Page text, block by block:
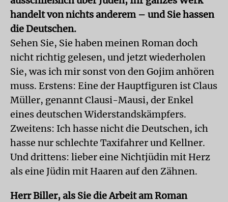
handelt von nichts anderem – und Sie hassen
die Deutschen.
Sehen Sie, Sie haben meinen Roman doch
nicht richtig gelesen, und jetzt wiederholen
Sie, was ich mir sonst von den Gojim anhören
muss. Erstens: Eine der Hauptfiguren ist Claus
Müller, genannt Clausi-Mausi, der Enkel
eines deutschen Widerstandskämpfers.
Zweitens: Ich hasse nicht die Deutschen, ich
hasse nur schlechte Taxifahrer und Kellner.
Und drittens: lieber eine Nichtjüdin mit Herz
als eine Jüdin mit Haaren auf den Zähnen.
Herr Biller, als Sie die Arbeit am Roman